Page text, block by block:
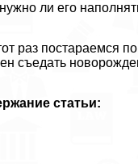
ли его
раз постараемся
съедать
статьи: